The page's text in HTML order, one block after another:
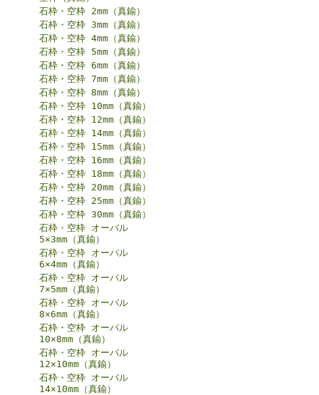
石枠・空枠 2mm（真鍮）
石枠・空枠 3mm（真鍮）
石枠・空枠 4mm（真鍮）
石枠・空枠 5mm（真鍮）
石枠・空枠 6mm（真鍮）
石枠・空枠 7mm（真鍮）
石枠・空枠 8mm（真鍮）
石枠・空枠 10mm（真鍮）
石枠・空枠 12mm（真鍮）
石枠・空枠 14mm（真鍮）
石枠・空枠 15mm（真鍮）
石枠・空枠 16mm（真鍮）
石枠・空枠 18mm（真鍮）
石枠・空枠 20mm（真鍮）
石枠・空枠 25mm（真鍮）
石枠・空枠 30mm（真鍮）
石枠・空枠 オーバル
5×3mm（真鍮）
石枠・空枠 オーバル
6×4mm（真鍮）
石枠・空枠 オーバル
7×5mm（真鍮）
石枠・空枠 オーバル
8×6mm（真鍮）
石枠・空枠 オーバル
10×8mm（真鍮）
石枠・空枠 オーバル
12×10mm（真鍮）
石枠・空枠 オーバル
14×10mm（真鍮）